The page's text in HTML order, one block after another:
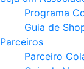
Programa
Guia de
Parceiros
Parceiro